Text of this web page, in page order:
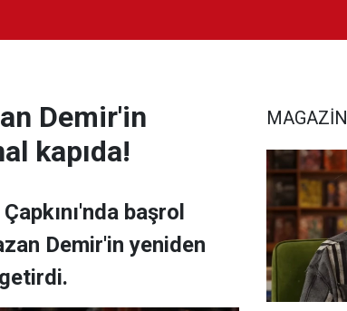
Demir'in
kapıda!
başrol
Demir'in yeniden
MAGAZİN